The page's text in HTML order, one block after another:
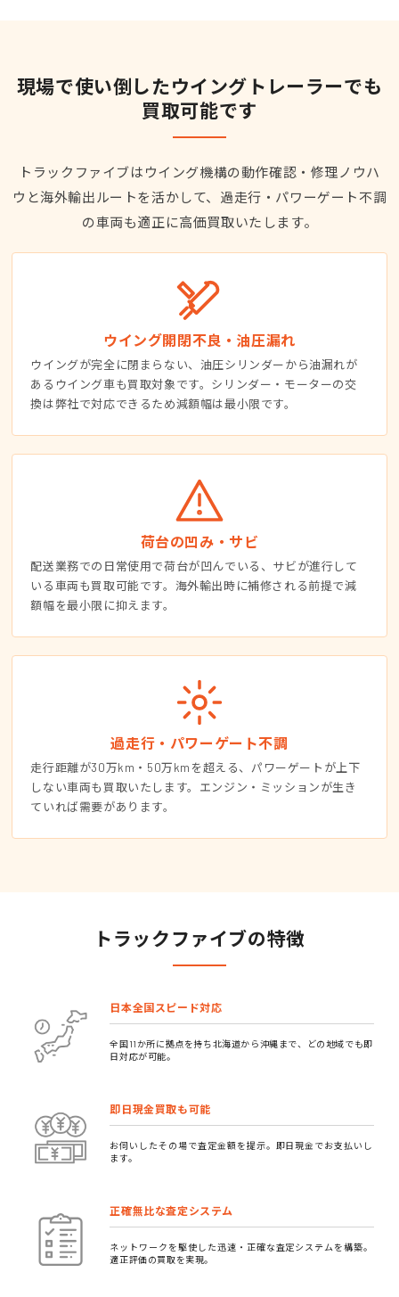
現場で使い倒したウイングトレーラーでも
買取可能です
トラックファイブはウイング機構の動作確認・修理ノウハ
ウと海外輸出ルートを活かして、過走行・パワーゲート不調
の車両も適正に高価買取いたします。
ウイング開閉不良・油圧漏れ
ウイングが完全に閉まらない、油圧シリンダーから油漏れが
あるウイング車も買取対象です。シリンダー・モーターの交
換は弊社で対応できるため減額幅は最小限です。
荷台の凹み・サビ
配送業務での日常使用で荷台が凹んでいる、サビが進行して
いる車両も買取可能です。海外輸出時に補修される前提で減
額幅を最小限に抑えます。
過走行・パワーゲート不調
走行距離が30万km・50万kmを超える、パワーゲートが上下
しない車両も買取いたします。エンジン・ミッションが生き
ていれば需要があります。
トラックファイブの特徴
日本全国スピード対応
全国11か所に拠点を持ち北海道から沖縄まで、どの地域でも即
日対応が可能。
即日現金買取も可能
お伺いしたその場で査定金額を提示。即日現金でお支払いし
ます。
正確無比な査定システム
ネットワークを駆使した迅速・正確な査定システムを構築。
適正評価の買取を実現。